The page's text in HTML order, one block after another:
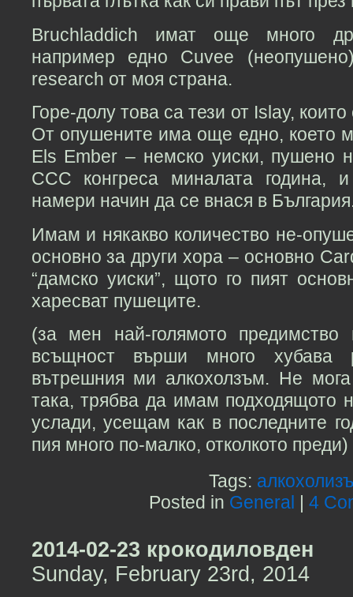
Bruchladdich имат още много
например едно Cuvee
research от моя страна.
Горе-долу това са тези от Islay,
От опушените има още едно, което
Els Ember – немско уиски, пушено
CCC конгреса миналата година,
намери начин да се внася в
Имам и някакво количество не-
основно за други хора – основно
“дамско уиски”, щото го пият
харесват пушеците.
(за мен най-голямото
всъщност върши много
вътрешния ми алкохолзъм. Не
така, трябва да имам подходящото
услади, усещам как в последните
пия много по-малко, отколкото преди)
Tags:
Posted in General 4
2014-02-23 крокодиловден
Sunday, February 23rd, 2014